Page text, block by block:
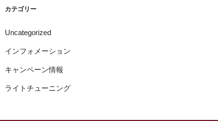
カテゴリー
Uncategorized
インフォメーション
キャンペーン情報
ライトチューニング